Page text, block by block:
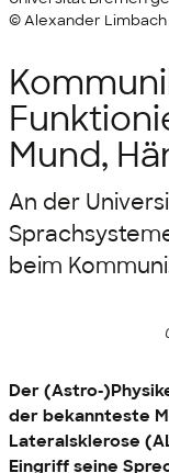
© Alexander
Mund,
An der
beim
Der (Astro-
der bekannteste
Lateralsklerose
Eingriff seine